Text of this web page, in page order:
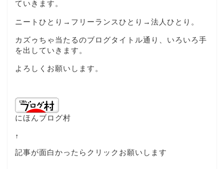
ていきます。
ニートひとり→フリーランスひとり→法人ひとり。
カズゥちゃ当たるのブログタイトル通り、いろいろ手
を出していきます。
よろしくお願いします。
にほんブログ村
↑
記事が面白かったらクリックお願いします